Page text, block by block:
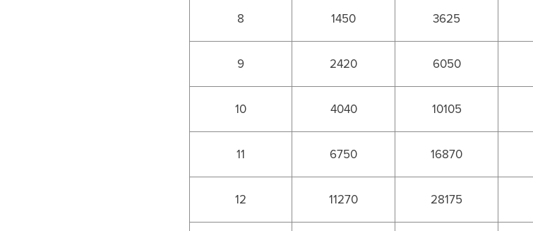
8 1450 3625
9 2420 6050
10 4040 10105
11 6750 16870
12 11270 28175